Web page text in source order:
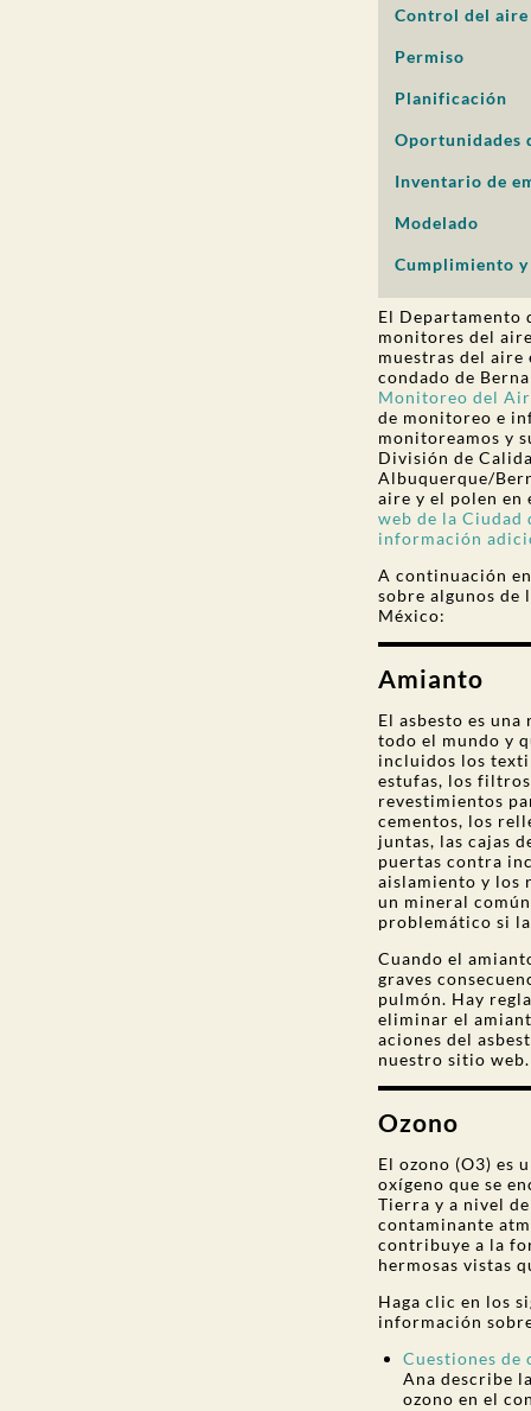
Control del aire
Permiso
Planificación
Oportunidades
Inventario de
Modelado
Cumplimiento
El Departamento
monitores del
muestras del aire
condado de
Monitoreo del
de monitoreo e
monitoreamos y
División de
Albuquerque/
aire y el polen
web de la
información
A continuación
sobre algunos de
México:
Amianto
El asbesto es
todo el mundo y
incluidos los
estufas, los
revestimientos
cementos, los
juntas, las cajas
puertas contra
aislamiento y los
un mineral
problemático si
Cuando el
graves
pulmón. Hay
eliminar el
aciones del
nuestro sitio web.
Ozono
El ozono (O3) es
oxígeno que se
Tierra y a nivel
contaminante
contribuye a la
hermosas vistas
Haga clic en los
información
Cuestiones de
Ana describe
ozono en el